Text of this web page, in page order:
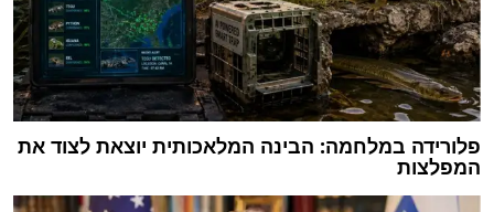
פלורידה במלחמה: הבינה המלאכותית יוצאת לצוד את
המפלצות